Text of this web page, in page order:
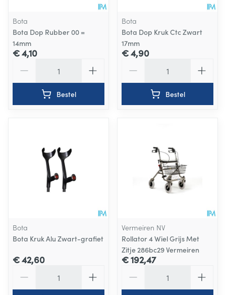
Bota
Bota Dop Rubber 00 =
14mm
€ 4,10
Bestel
Bota
Bota Dop Kruk Ctc Zwart
17mm
€ 4,90
Bestel
Bota
Bota Kruk Alu Zwart-grafiet
€ 42,60
Vermeiren NV
Rollator 4 Wiel Grijs Met
Zitje 286bc29 Vermeiren
€ 192,47